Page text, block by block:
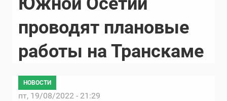
проводят плановые
работы на Транскаме
НОВОСТИ
пт, 19/08/2022 - 21:29